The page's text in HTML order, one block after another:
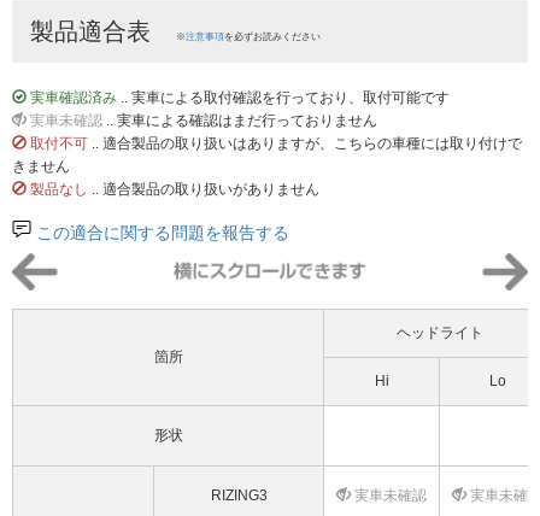
製品適合表 ※注意事項を必ずお読みください
実車確認済み .. 実車による取付確認を行っており、取付可能です
実車未確認 .. 実車による確認はまだ行っておりません
取付不可 .. 適合製品の取り扱いはありますが、こちらの車種には取り付けで
きません
製品なし .. 適合製品の取り扱いがありません
この適合に関する問題を報告する
箇所
ヘッドライト
Hi Lo
形状
RIZING3 実車未確認 実車未確